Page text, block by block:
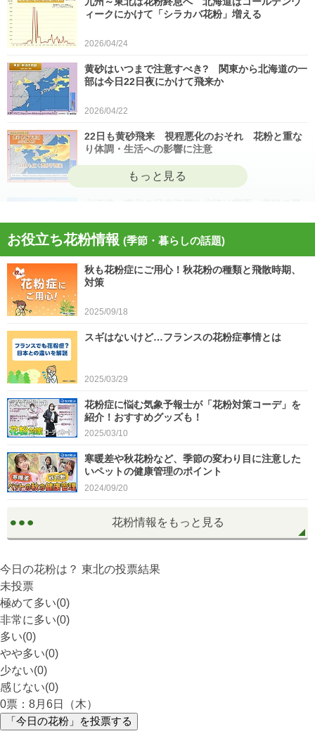
ィークにかけて「シラカバ花粉」増える
2026/04/24
黄砂はいつまで注意すべき? 関東から北海道の一
部は今日22日夜にかけて飛来か
2026/04/22
22日も黄砂飛来 視程悪化のおそれ 花粉と重な
り体調・生活への影響に注意
2026/04/21
今日21日は黄砂が広く飛来 花粉とのダブル影響
に注意 症状悪化や洗濯物など対策を
2026/04/21
スギ、ヒノキ花粉シーズン終了へ 東京の飛散量
お役立ち花粉情報 (季節・暮らしの話題)
秋も花粉症にご用心！秋花粉の種類と飛散時期、
対策
2025/09/18
スギはないけど…フランスの花粉症事情とは
2025/03/29
花粉症に悩む気象予報士が「花粉対策コーデ」を
紹介！おすすめグッズも！
2025/03/10
寒暖差や秋花粉など、季節の変わり目に注意した
いペットの健康管理のポイント
2024/09/20
花粉情報をもっと見る
今日の花粉は？ 東北の投票結果
未投票
極めて多い(0)
非常に多い(0)
多い(0)
やや多い(0)
少ない(0)
感じない(0)
0票：8月6日（木）
「今日の花粉」を投票する